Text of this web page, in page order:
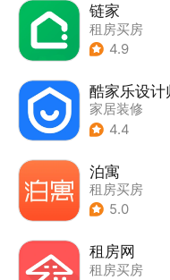
链家
租房买房
4.9
酷家乐设计
家居装修
4.4
泊寓
租房买房
5.0
租房网
租房买房